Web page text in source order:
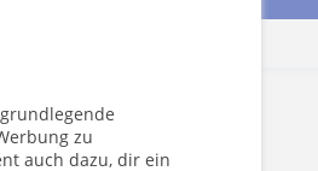
zu
auch dazu, dir ein